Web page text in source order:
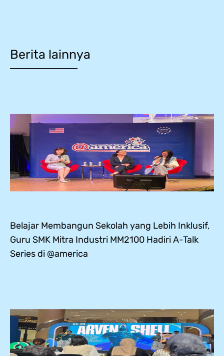
Berita lainnya
Belajar Membangun Sekolah yang Lebih Inklusif,
Guru SMK Mitra Industri MM2100 Hadiri A-Talk
Series di @america